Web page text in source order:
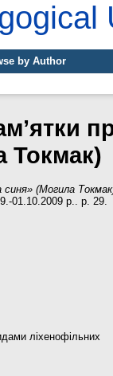
by Author
Токмак)
синя» (Могила
01.10.2009 р.. p. 29.
ліхенофільних